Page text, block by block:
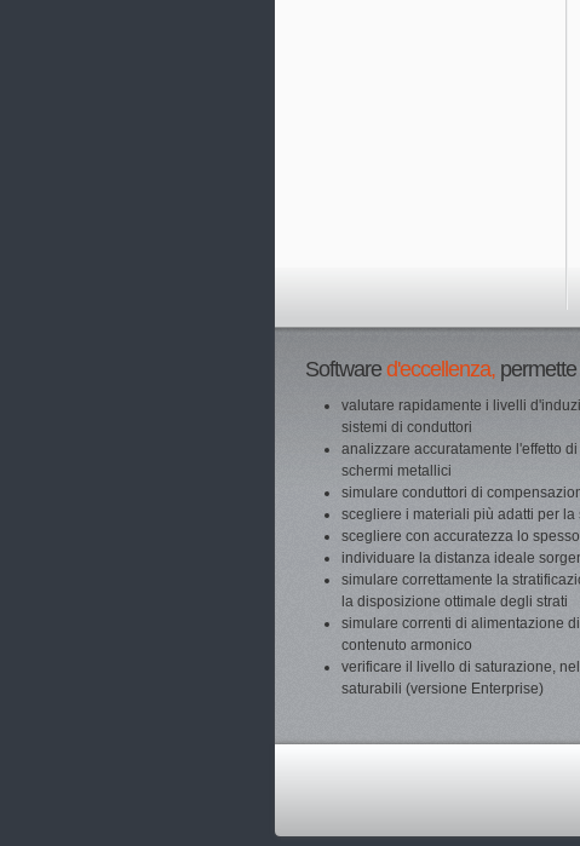
Software d'eccellenza,
valutare rapidamente i livelli
sistemi di conduttori
analizzare accuratamente l'effetto
schermi metallici
simulare conduttori di
scegliere i materiali più adatti per la
scegliere con accuratezza lo
individuare la distanza ideale
simulare correttamente la
la disposizione ottimale degli strati
simulare correnti di alimentazione
contenuto armonico
verificare il livello di saturazione,
saturabili (versione Enterprise)